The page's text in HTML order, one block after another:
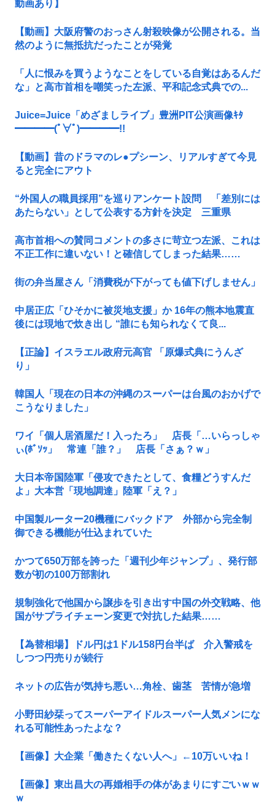
動画あり】
【動画】大阪府警のおっさん射殺映像が公開される。当
然のように無抵抗だったことが発覚
「人に恨みを買うようなことをしている自覚はあるんだ
な」と高市首相を嘲笑った左派、平和記念式典での...
Juice=Juice「めざましライブ」豊洲PIT公演画像ｷﾀ
━━━━(ﾟ∀ﾟ)━━━━!!
【動画】昔のドラマのレ●プシーン、リアルすぎて今見
ると完全にアウト
“外国人の職員採用”を巡りアンケート設問 「差別には
あたらない」として公表する方針を決定 三重県
高市首相への賛同コメントの多さに苛立つ左派、これは
不正工作に違いない！と確信してしまった結果……
街の弁当屋さん「消費税が下がっても値下げしません」
中居正広「ひそかに被災地支援」か 16年の熊本地震直
後には現地で炊き出し “誰にも知られなくて良...
【正論】イスラエル政府元高官 「原爆式典にうんざ
り」
韓国人「現在の日本の沖縄のスーパーは台風のおかげで
こうなりました」
ワイ「個人居酒屋だ！入ったろ」 店長「…いらっしゃ
ぃ(ﾎﾞｿｯ」 常連「誰？」 店長「さぁ？ｗ」
大日本帝国陸軍「侵攻できたとして、食糧どうすんだ
よ」大本営「現地調達」陸軍「え？」
中国製ルーター20機種にバックドア 外部から完全制
御できる機能が仕込まれていた
かつて650万部を誇った「週刊少年ジャンプ」、発行部
数が初の100万部割れ
規制強化で他国から譲歩を引き出す中国の外交戦略、他
国がサプライチェーン変更で対抗した結果……
【為替相場】ドル円は1ドル158円台半ば 介入警戒を
しつつ円売りが続行
ネットの広告が気持ち悪い…角栓、歯茎 苦情が急増
小野田紗栞ってスーパーアイドルスーパー人気メンにな
れる可能性あったよな？
【画像】大企業「働きたくない人へ」←10万いいね！
【画像】東出昌大の再婚相手の体があまりにすごいｗｗ
ｗ